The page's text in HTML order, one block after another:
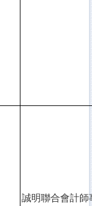
誠明聯合會計師